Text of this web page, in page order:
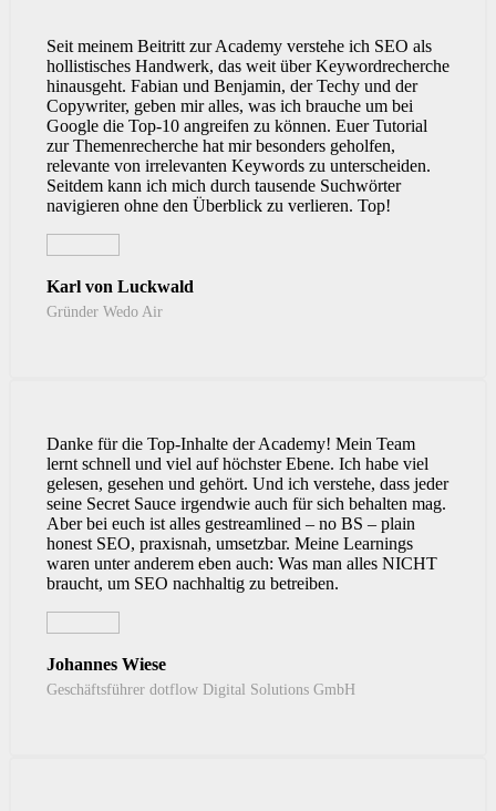
Seit meinem Beitritt zur Academy verstehe ich SEO als
hollistisches Handwerk, das weit über Keywordrecherche
hinausgeht. Fabian und Benjamin, der Techy und der
Copywriter, geben mir alles, was ich brauche um bei
Google die Top-10 angreifen zu können. Euer Tutorial
zur Themenrecherche hat mir besonders geholfen,
relevante von irrelevanten Keywords zu unterscheiden.
Seitdem kann ich mich durch tausende Suchwörter
navigieren ohne den Überblick zu verlieren. Top!
Karl von Luckwald
Gründer Wedo Air
Danke für die Top-Inhalte der Academy! Mein Team
lernt schnell und viel auf höchster Ebene. Ich habe viel
gelesen, gesehen und gehört. Und ich verstehe, dass jeder
seine Secret Sauce irgendwie auch für sich behalten mag.
Aber bei euch ist alles gestreamlined – no BS – plain
honest SEO, praxisnah, umsetzbar. Meine Learnings
waren unter anderem eben auch: Was man alles NICHT
braucht, um SEO nachhaltig zu betreiben.
Johannes Wiese
Geschäftsführer dotflow Digital Solutions GmbH